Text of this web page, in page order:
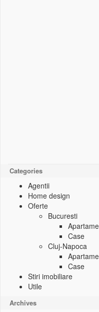
Categories
Agentii
Home design
Oferte
Bucuresti
Case
Cluj-Napoca
Case
Stiri imobiliare
Utile
Archives